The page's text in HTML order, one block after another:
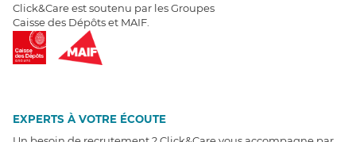
Click&Care est soutenu par les Groupes
Caisse des Dépôts et MAIF.
EXPERTS À VOTRE ÉCOUTE